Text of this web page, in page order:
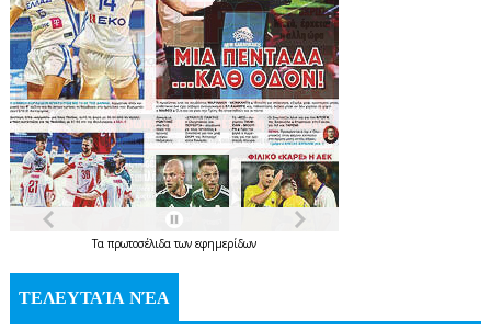
Τα πρωτοσέλιδατων εφημερίδων
ΤΕΛΕΥΤΑΊΑ ΝΈΑ